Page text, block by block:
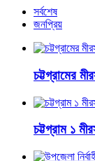
সর্বশেষ
জনপ্রিয়
চট্টগ্রামের
চট্টগ্রাম ১